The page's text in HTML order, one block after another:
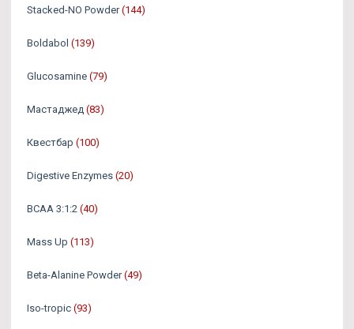
Stacked-NO Powder (144)
Boldabol (139)
Glucosamine (79)
Мастаджед (83)
Квестбар (100)
Digestive Enzymes (20)
BCAA 3:1:2 (40)
Mass Up (113)
Beta-Alanine Powder (49)
Iso-tropic (93)